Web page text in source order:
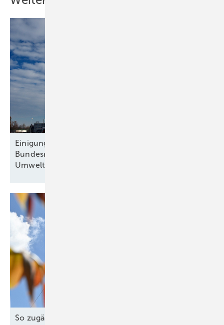
Einigung über neue Gaskraftwerke:
Bundesregierung zieht Kritik von
Umweltschützern und Energiebranche auf
So zugänglich muss die Energiewende